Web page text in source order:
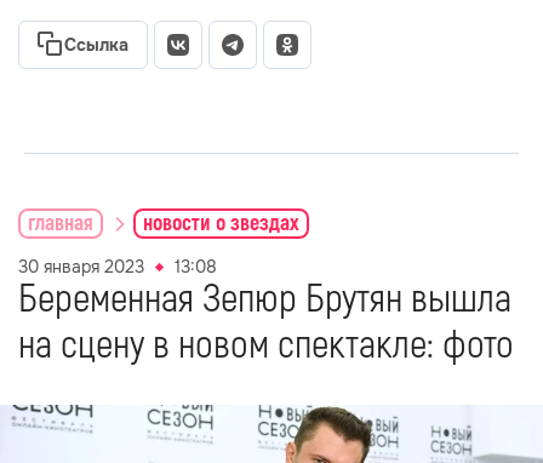
Ссылка
главная новости о звездах
30 января 2023 13:08
Беременная Зепюр Брутян вышла
на сцену в новом спектакле: фото